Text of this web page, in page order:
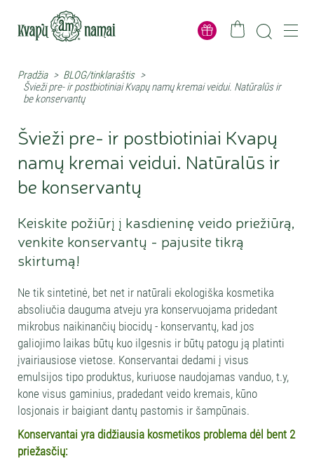
Pradžia > BLOG/tinklaraštis >
Švieži pre- ir postbiotiniai Kvapų namų kremai veidui. Natūralūs ir
be konservantų
Švieži pre- ir postbiotiniai Kvapų
namų kremai veidui. Natūralūs ir
be konservantų
Keiskite požiūrį į kasdieninę veido priežiūrą,
venkite konservantų - pajusite tikrą
skirtumą!
Ne tik sintetinė, bet net ir natūrali ekologiška kosmetika
absoliučia dauguma atveju yra konservuojama pridedant
mikrobus naikinančių biocidų - konservantų, kad jos
galiojimo laikas būtų kuo ilgesnis ir būtų patogu ją platinti
įvairiausiose vietose. Konservantai dedami į visus
emulsijos tipo produktus, kuriuose naudojamas vanduo, t.y,
kone visus gaminius, pradedant veido kremais, kūno
losjonais ir baigiant dantų pastomis ir šampūnais.
Konservantai yra didžiausia kosmetikos problema dėl bent 2
priežasčių: